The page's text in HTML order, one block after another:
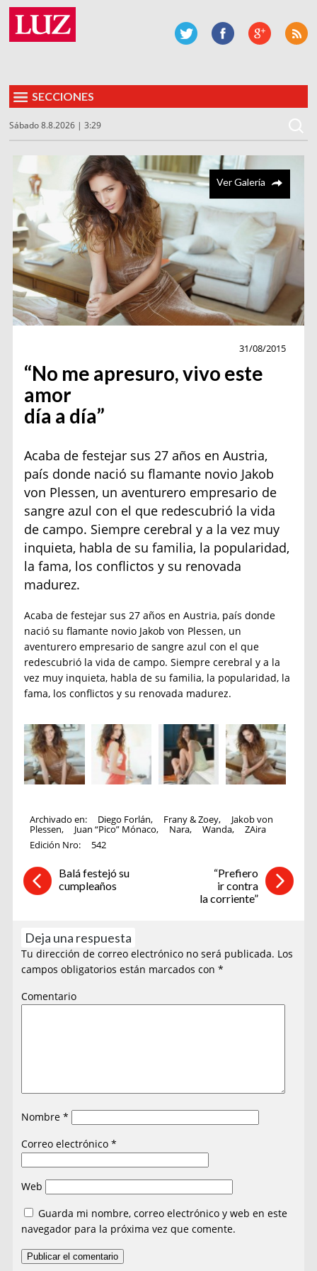
SECCIONES
Sábado 8.8.2026 | 3:29
Ver Galería
31/08/2015
“No me apresuro, vivo este
amor
día a día”
Acaba de festejar sus 27 años en Austria,
país donde nació su flamante novio Jakob
von Plessen, un aventurero empresario de
sangre azul con el que redescubrió la vida
de campo. Siempre cerebral y a la vez muy
inquieta, habla de su familia, la popularidad,
la fama, los conflictos y su renovada
madurez.
Acaba de festejar sus 27 años en Austria, país donde
nació su flamante novio Jakob von Plessen, un
aventurero empresario de sangre azul con el que
redescubrió la vida de campo. Siempre cerebral y a la
vez muy inquieta, habla de su familia, la popularidad, la
fama, los conflictos y su renovada madurez.
Archivado en: Diego Forlán, Frany & Zoey, Jakob von
Plessen, Juan “Pico” Mónaco, Nara, Wanda,
ZAira
Edición Nro:
542
Balá festejó su
cumpleaños
“Prefiero
ir contra
la corriente”
Deja una respuesta
Tu dirección de correo electrónico no será publicada. Los
campos obligatorios están marcados con*
Comentario
Nombre*
Correo electrónico*
Web
Guarda mi nombre, correo electrónico y web en este
navegador para la próxima vez que comente.